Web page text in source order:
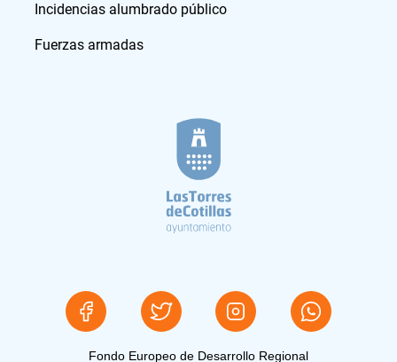
Incidencias alumbrado público
Fuerzas armadas
Fondo Europeo de Desarrollo Regional